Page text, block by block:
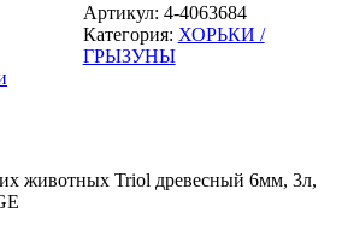
Артикул: 4-4063684
Категория: ХОРЬКИ /
ГРЫЗУНЫ
животных Triol древесный 6мм, 3л,